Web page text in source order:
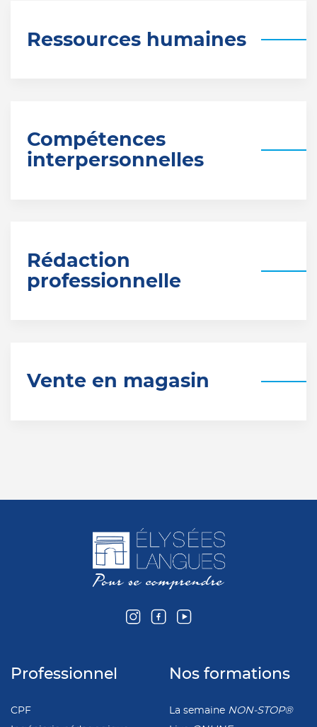
Ressources humaines
Compétences
interpersonnelles
Rédaction
professionnelle
Vente en magasin
Professionnel
CPF
Nos formations
La semaine NON-STOP®